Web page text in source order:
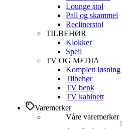
Lounge stol
Pall og skammel
Reclinerstol
TILBEHØR
Klokker
Speil
TV OG MEDIA
Komplett løsning
Tilbehør
TV benk
TV kabinett
Varemerker
Våre varemerker